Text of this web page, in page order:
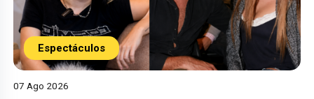
Espectáculos
07 Ago 2026